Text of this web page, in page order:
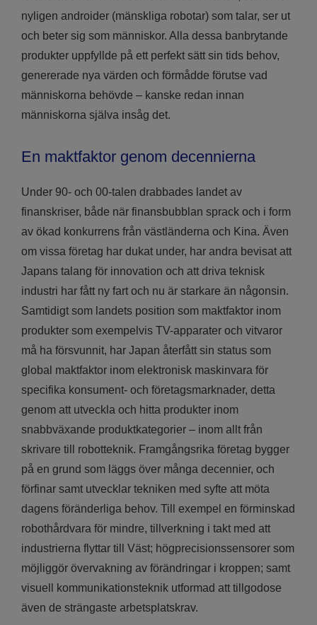
nyligen androider (mänskliga robotar) som talar, ser ut
och beter sig som människor. Alla dessa banbrytande
produkter uppfyllde på ett perfekt sätt sin tids behov,
genererade nya värden och förmådde förutse vad
människorna behövde – kanske redan innan
människorna själva insåg det.
En maktfaktor genom decennierna
Under 90- och 00-talen drabbades landet av
finanskriser, både när finansbubblan sprack och i form
av ökad konkurrens från västländerna och Kina. Även
om vissa företag har dukat under, har andra bevisat att
Japans talang för innovation och att driva teknisk
industri har fått ny fart och nu är starkare än någonsin.
Samtidigt som landets position som maktfaktor inom
produkter som exempelvis TV-apparater och vitvaror
må ha försvunnit, har Japan återfått sin status som
global maktfaktor inom elektronisk maskinvara för
specifika konsument- och företagsmarknader, detta
genom att utveckla och hitta produkter inom
snabbväxande produktkategorier – inom allt från
skrivare till robotteknik. Framgångsrika företag bygger
på en grund som läggs över många decennier, och
förfinar samt utvecklar tekniken med syfte att möta
dagens föränderliga behov. Till exempel en förminskad
robothårdvara för mindre, tillverkning i takt med att
industrierna flyttar till Väst; högprecisionssensorer som
möjliggör övervakning av förändringar i kroppen; samt
visuell kommunikationsteknik utformad att tillgodose
även de strängaste arbetsplatskrav.